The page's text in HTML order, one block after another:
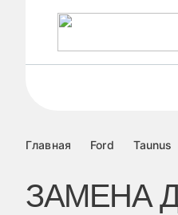
Главная Ford Taunus
ЗАМЕНА